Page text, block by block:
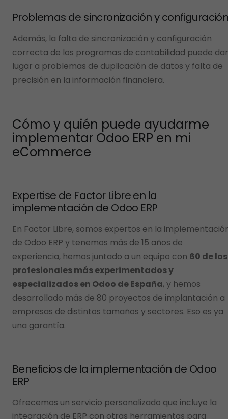
Problemas de sincronización y
Además, la falta de sincronización y configuración
correcta de los programas de contabilidad puede dar
lugar a problemas de duplicación de datos y falta de
precisión en la información financiera.
Cómo y quién puede ayudarme
implementar Odoo ERP en mi
eCommerce
Expertise de Factor Libre en la
implementación de Odoo ERP
En Factor Libre, somos expertos en la
de Odoo ERP y tenemos más de 15 años de
experiencia, hemos juntado a un equipo con 60 de los
profesionales más experimentados y
especializados en Odoo de España, y hemos
desarrollado más de 80 proyectos de implantación a
empresas de distintos tamaños y sectores. Eso es ya
una garantía.
Beneficios de la implementación de Odoo
ERP
Ofrecemos un servicio personalizado que incluye la
integración de ERP con otras herramientas para